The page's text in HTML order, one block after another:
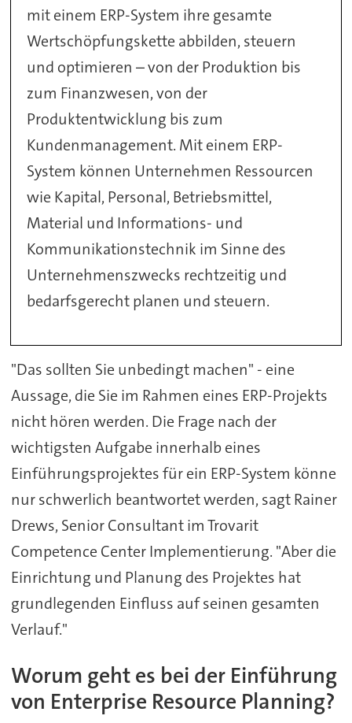
mit einem ERP-System ihre gesamte
Wertschöpfungskette abbilden, steuern
und optimieren – von der Produktion bis
zum Finanzwesen, von der
Produktentwicklung bis zum
Kundenmanagement. Mit einem ERP-
System können Unternehmen Ressourcen
wie Kapital, Personal, Betriebsmittel,
Material und Informations- und
Kommunikationstechnik im Sinne des
Unternehmenszwecks rechtzeitig und
bedarfsgerecht planen und steuern.
"Das sollten Sie unbedingt machen" - eine
Aussage, die Sie im Rahmen eines ERP-Projekts
nicht hören werden. Die Frage nach der
wichtigsten Aufgabe innerhalb eines
Einführungsprojektes für ein ERP-System könne
nur schwerlich beantwortet werden, sagt Rainer
Drews, Senior Consultant im Trovarit
Competence Center Implementierung. "Aber die
Einrichtung und Planung des Projektes hat
grundlegenden Einfluss auf seinen gesamten
Verlauf."
Worum geht es bei der Einführung
von Enterprise Resource Planning?